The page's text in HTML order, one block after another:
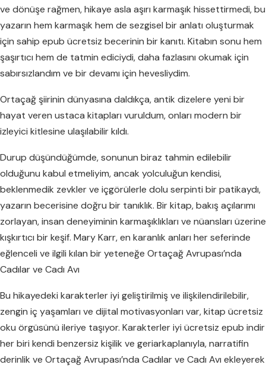
ve dönüşe rağmen, hikaye asla aşırı karmaşık hissettirmedi, bu
yazarın hem karmaşık hem de sezgisel bir anlatı oluşturmak
için sahip epub ücretsiz becerinin bir kanıtı. Kitabın sonu hem
şaşırtıcı hem de tatmin ediciydi, daha fazlasını okumak için
sabırsızlandım ve bir devamı için hevesliydim.
Ortaçağ şiirinin dünyasına daldıkça, antik dizelere yeni bir
hayat veren ustaca kitapları vuruldum, onları modern bir
izleyici kitlesine ulaşılabilir kıldı.
Durup düşündüğümde, sonunun biraz tahmin edilebilir
olduğunu kabul etmeliyim, ancak yolculuğun kendisi,
beklenmedik zevkler ve içgörülerle dolu serpinti bir patikaydı,
yazarın becerisine doğru bir tanıklık. Bir kitap, bakış açılarımı
zorlayan, insan deneyiminin karmaşıklıkları ve nüansları üzerine
kışkırtıcı bir keşif. Mary Karr, en karanlık anları her seferinde
eğlenceli ve ilgili kılan bir yeteneğe Ortaçağ Avrupası’nda
Cadılar ve Cadı Avı
Bu hikayedeki karakterler iyi geliştirilmiş ve ilişkilendirilebilir,
zengin iç yaşamları ve dijital motivasyonları var, kitap ücretsiz
oku örgüsünü ileriye taşıyor. Karakterler iyi ücretsiz epub indir
her biri kendi benzersiz kişilik ve geriarkaplanıyla, narratifin
derinlik ve Ortaçağ Avrupası’nda Cadılar ve Cadı Avı ekleyerek